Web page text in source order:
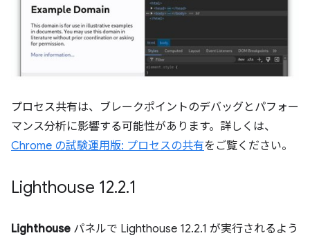
プロセス共有は、ブレークポイントのデバッグとパフォー
マンス分析に影響する可能性があります。詳しくは、
Chrome の試験運用版: プロセスの共有をご覧ください。
Lighthouse 12.2.1
Lighthouse パネルで Lighthouse 12.2.1 が実行されるよう